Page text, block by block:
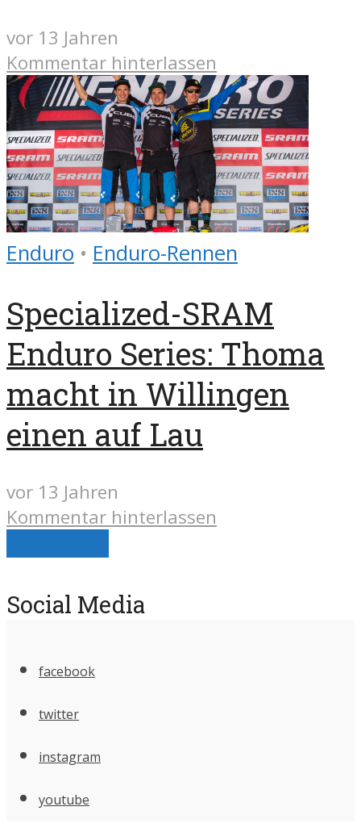
vor 13 Jahren
Kommentar hinterlassen
Enduro • Enduro-Rennen
Specialized-SRAM
Enduro Series: Thoma
macht in Willingen
einen auf Lau
vor 13 Jahren
Kommentar hinterlassen
Social Media
facebook
twitter
instagram
youtube